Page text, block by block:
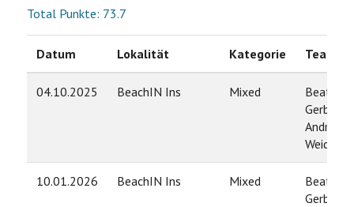
Total Punkte: 73.7
Datum Lokalität Kategorie Team
04.10.2025 BeachIN Ins Mixed
Beatrice
Gerber /
André
10.01.2026 BeachIN Ins Mixed
Beatrice
Gerber /